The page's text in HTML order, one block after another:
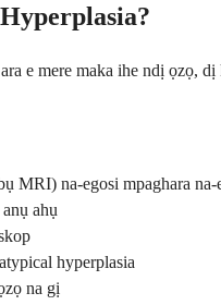
e mere maka ihe ndị ọzọ,
MRI) na-egosi mpaghara na-
ahụ
hyperplasia
na gị